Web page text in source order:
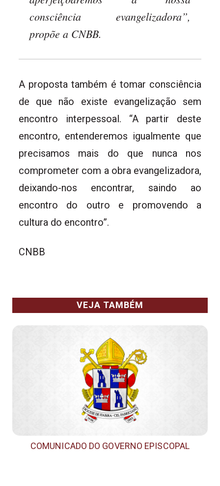
consciência evangelizadora”,
propõe a CNBB.
A proposta também é tomar consciência
de que não existe evangelização sem
encontro interpessoal. “A partir deste
encontro, entenderemos igualmente que
precisamos mais do que nunca nos
comprometer com a obra evangelizadora,
deixando-nos encontrar, saindo ao
encontro do outro e promovendo a
cultura do encontro”.
CNBB
VEJA TAMBÉM
COMUNICADO DO GOVERNO EPISCOPAL